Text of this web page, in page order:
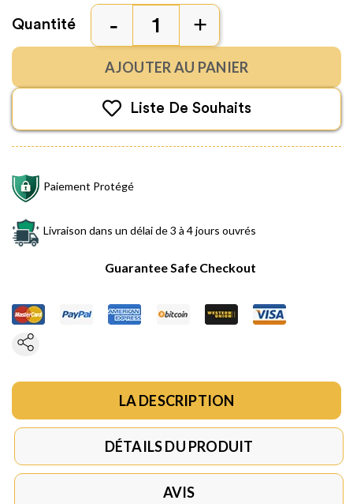
Quantité
AJOUTER AU PANIER
Liste De Souhaits
Paiement Protégé
Livraison dans un délai de 3 à 4 jours ouvrés
Guarantee Safe Checkout
LA DESCRIPTION
DÉTAILS DU PRODUIT
AVIS